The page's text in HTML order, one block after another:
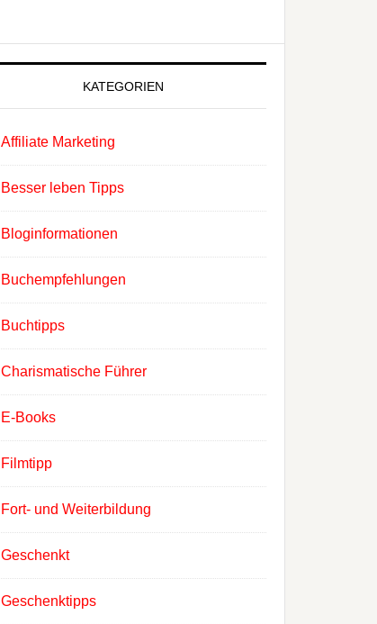
KATEGORIEN
Affiliate Marketing
Besser leben Tipps
Bloginformationen
Buchempfehlungen
Buchtipps
Charismatische Führer
E-Books
Filmtipp
Fort- und Weiterbildung
Geschenkt
Geschenktipps